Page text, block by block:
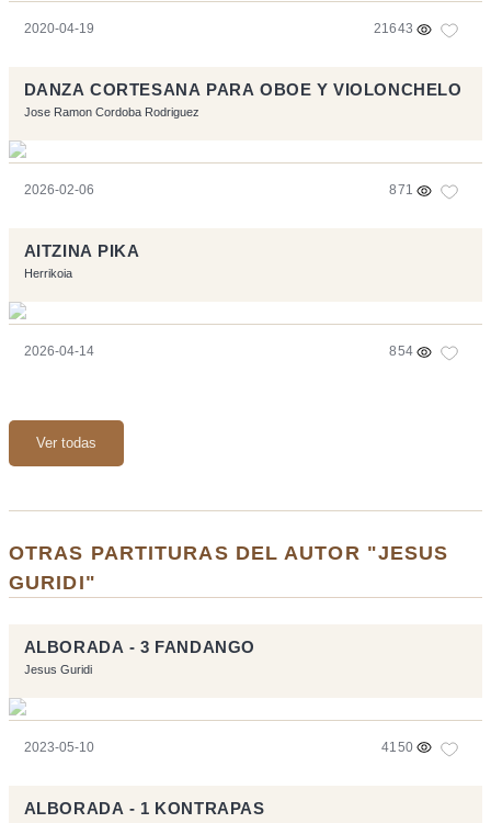
2020-04-19 21643
DANZA CORTESANA PARA OBOE Y VIOLONCHELO
Jose Ramon Cordoba Rodriguez
2026-02-06 871
AITZINA PIKA
Herrikoia
2026-04-14 854
Ver todas
OTRAS PARTITURAS DEL AUTOR "JESUS
GURIDI"
ALBORADA - 3 FANDANGO
Jesus Guridi
2023-05-10 4150
ALBORADA - 1 KONTRAPAS